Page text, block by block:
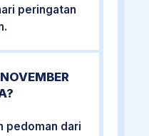
peringatan
pedoman dari